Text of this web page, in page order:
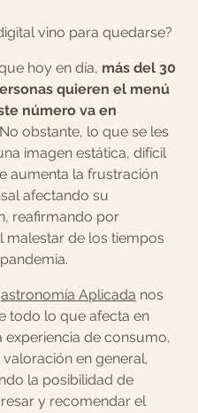
vino para quedarse?
hoy en día, más del 30
quieren el menú
número va en
obstante, lo que se les
imagen estática, difícil
aumenta la frustración
afectando su
reafirmando por
malestar de los tiempos
Aplicada nos
todo lo que afecta en
experiencia de consumo,
en general,
la posibilidad de
y recomendar el